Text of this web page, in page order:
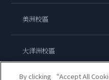
美洲校區
大洋洲校區
By clicking “Accept All